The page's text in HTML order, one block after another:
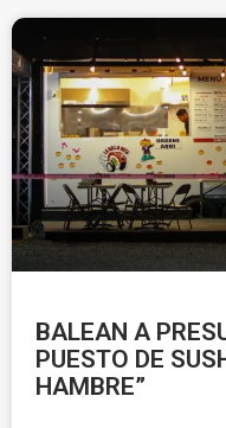
BALEAN A
PUESTO DE
HAMBRE”